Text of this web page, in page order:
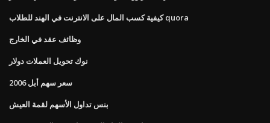
كيفية كسب المال على الانترنت في الهند للطلاب quora
وظائف عقد في الخارج
نوك تحويل العملات دولار
سعر سهم أبل 2006
بنس تداول الأسهم لقمة العيش